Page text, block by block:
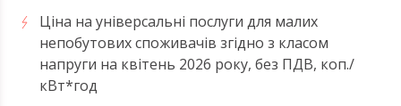
Ціна на універсальні послуги для малих
непобутових споживачів згідно з класом
напруги на квітень 2026 року, без ПДВ, коп./
кВт*год